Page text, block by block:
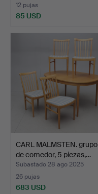
12 pujas
85 USD
CARL MALMSTEN. grupo
de comedor, 5 piezas,…
Subastado 28 ago 2025
26 pujas
683 USD